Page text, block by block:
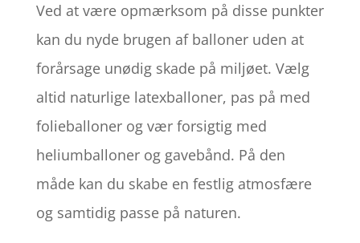
Ved at være opmærksom på disse punkter
kan du nyde brugen af balloner uden at
forårsage unødig skade på miljøet. Vælg
altid naturlige latexballoner, pas på med
folieballoner og vær forsigtig med
heliumballoner og gavebånd. På den
måde kan du skabe en festlig atmosfære
og samtidig passe på naturen.